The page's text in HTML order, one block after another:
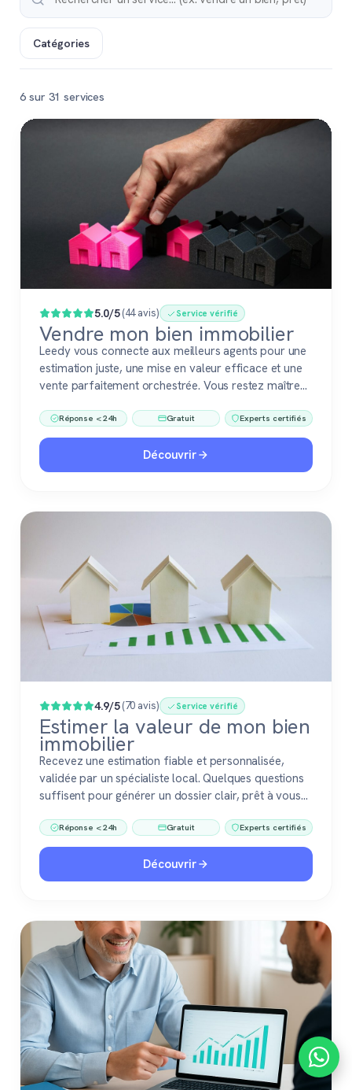
Catégories
6 sur 31 services
Populaire
5.0/5(44 avis) Service vérifié
Vendre mon bien immobilier
Leedy vous connecte aux meilleurs agents pour une
estimation juste, une mise en valeur efficace et une
vente parfaitement orchestrée. Vous restez maître
Réponse < 24h Gratuit Experts certifiés
Découvrir
4.9/5(70 avis) Service vérifié
Estimer la valeur de mon bien
immobilier
Recevez une estimation fiable et personnalisée,
validée par un spécialiste local. Quelques questions
suffisent pour générer un dossier clair, prêt à vous
immobilier. Gratuit, sans engagement, 100 %
confiance.
Réponse < 24h Gratuit Experts certifiés
Découvrir